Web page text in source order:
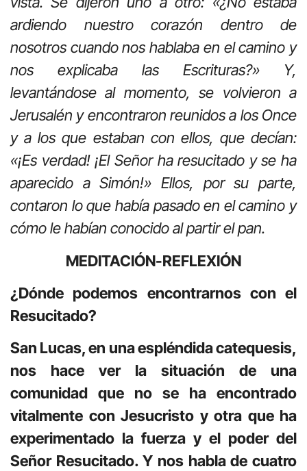
ardiendo nuestro corazón dentro de
nosotros cuando nos hablaba en el camino y
nos explicaba las Escrituras?» Y,
levantándose al momento, se volvieron a
Jerusalén y encontraron reunidos a los Once
y a los que estaban con ellos, que decían:
«¡Es verdad! ¡El Señor ha resucitado y se ha
aparecido a Simón!» Ellos, por su parte,
contaron lo que había pasado en el camino y
cómo le habían conocido al partir el pan.
MEDITACIÓN-REFLEXIÓN
¿Dónde podemos encontrarnos con el
Resucitado?
San Lucas, en una espléndida catequesis,
nos hace ver la situación de una
comunidad que no se ha encontrado
vitalmente con Jesucristo y otra que ha
experimentado la fuerza y el poder del
Señor Resucitado. Y nos habla de cuatro